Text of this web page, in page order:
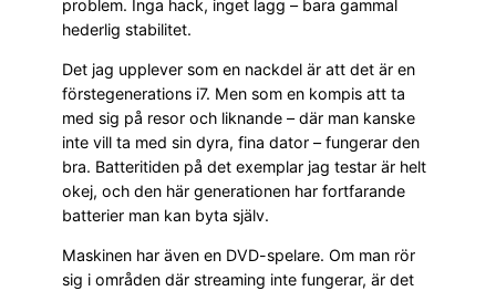
problem. Inga hack, inget lagg – bara gammal
hederlig stabilitet.
Det jag upplever som en nackdel är att det är en
förstegenerations i7. Men som en kompis att ta
med sig på resor och liknande – där man kanske
inte vill ta med sin dyra, fina dator – fungerar den
bra. Batteritiden på det exemplar jag testar är helt
okej, och den här generationen har fortfarande
batterier man kan byta själv.
Maskinen har även en DVD-spelare. Om man rör
sig i områden där streaming inte fungerar, är det